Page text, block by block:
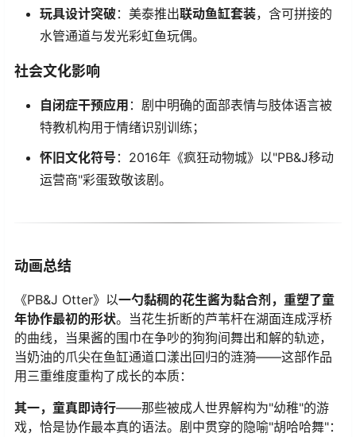
​玩具设计突破​ ​：美泰推出​​联动鱼缸套装​​，含可拼接的
水管通道与发光彩虹鱼玩偶。
​社会文化影响​
​自闭症干预应用​ ​：剧中明确的面部表情与肢体语言被
特教机构用于情绪识别训练；
​怀旧文化符号​ ​：2016年《疯狂动物城》以"PB&J移动
运营商"彩蛋致敬该剧。
​动画总结​
《PB&J Otter》以​​一勺黏稠的花生酱为黏合剂，重塑了童
年协作最初的形状​​。当花生折断的芦苇杆在湖面连成浮桥
的曲线，当果酱的围巾在争吵的狗狗间舞出和解的轨迹，
当奶油的爪尖在鱼缸通道口漾出回归的涟漪——这部作品
用三重维度重构了成长的本质：
​其一，童真即诗行​​——那些被成人世界解构为"幼稚"的游
戏，恰是协作最本真的语法。剧中贯穿的隐喻"胡哈哈舞"：